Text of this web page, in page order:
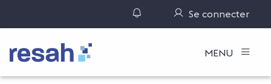
Gérer ses notifications
Se connecter
Logo Resah MENU